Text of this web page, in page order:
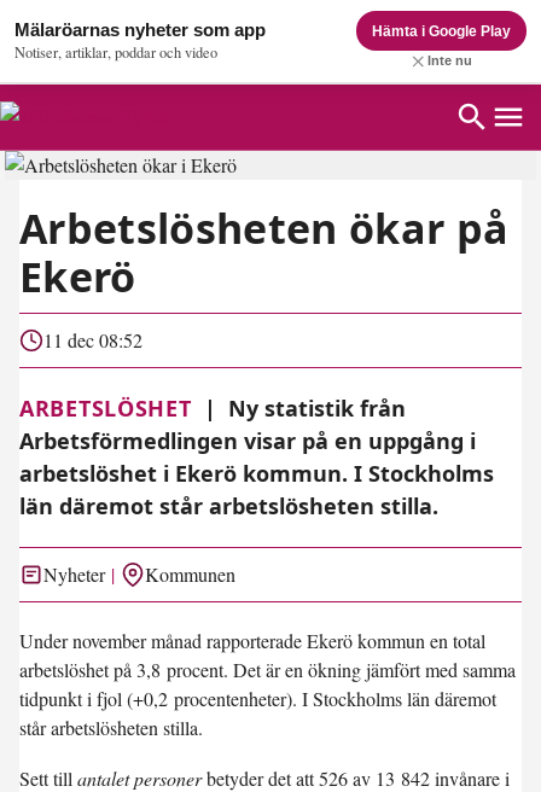
Mälaröarnas nyheter som app
Notiser, artiklar, poddar och video
Hämta i Google Play
Inte nu
Arbetslösheten ökar på
Ekerö
11 dec 08:52
ARBETSLÖSHET |
Ny statistik från
Arbetsförmedlingen visar på en uppgång i
arbetslöshet i Ekerö kommun. I Stockholms
län däremot står arbetslösheten stilla.
Nyheter Kommunen
Under november månad rapporterade Ekerö kommun en total
arbetslöshet på 3,8 procent. Det är en ökning jämfört med samma
tidpunkt i fjol (+0,2 procentenheter). I Stockholms län däremot
står arbetslösheten stilla.
Sett till antalet personerbetyder det att 526 av 13 842 invånare i